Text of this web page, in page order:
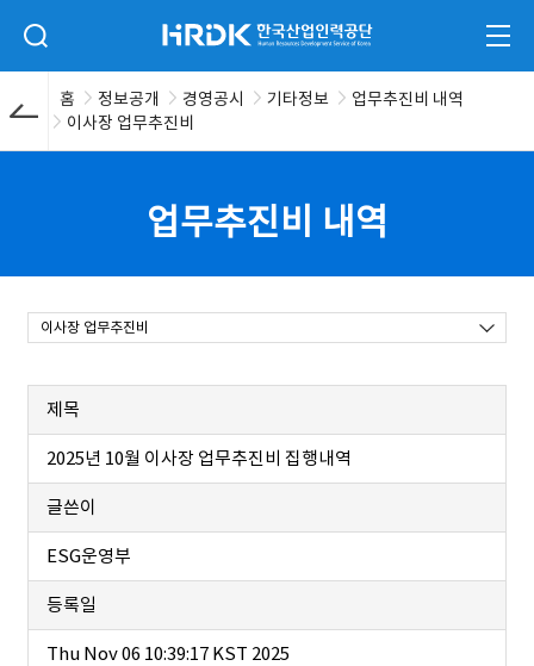
검색 입력폼 열기 HRDK 한국산업인력공단 전체
홈 정보공개 경영공시 기타정보
업무추진비 내역
이사장 업무추진비
업무추진비 내역
이사장 업무추진비
제목
2025년 10월 이사장 업무추진비 집행내역
글쓴이
ESG운영부
등록일
Thu Nov 06 10:39:17 KST 2025